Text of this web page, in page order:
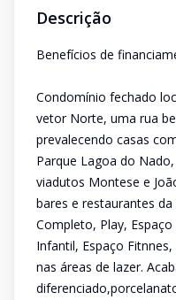
Descrição
Benefícios de
Condomínio fechado
vetor Norte, uma rua
prevalecendo casas
Parque Lagoa do
viadutos Montese e
bares e restaurantes
Completo, Play,
Infantil, Espaço
nas áreas de lazer.